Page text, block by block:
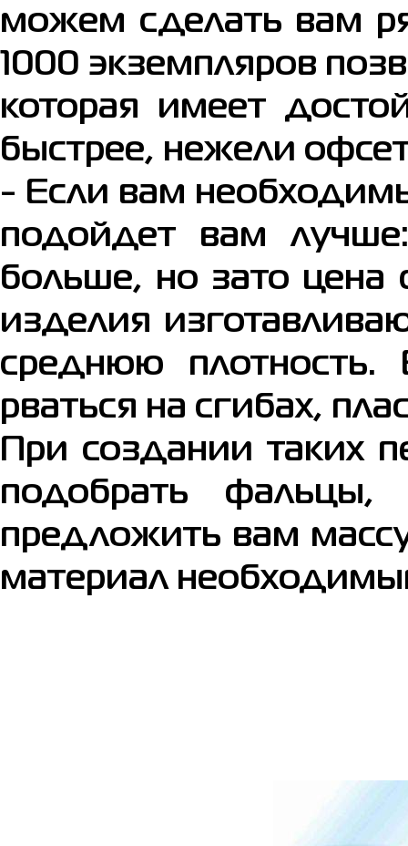
можем сделать вам
1000 экземпляров
которая имеет
быстрее, нежели
- Если вам
подойдет вам
больше, но зато
изделия
среднюю плотность.
рваться на сгибах,
При создании таких
подобрать
предложить вам
материал